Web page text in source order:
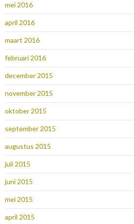
mei 2016
april 2016
maart 2016
februari 2016
december 2015
november 2015
oktober 2015
september 2015
augustus 2015
juli 2015
juni 2015
mei 2015
april 2015